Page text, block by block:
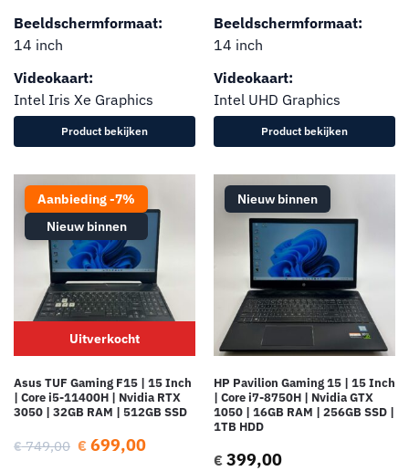
Beeldschermformaat:
14 inch
Videokaart:
Intel Iris Xe Graphics
Product bekijken
Beeldschermformaat:
14 inch
Videokaart:
Intel UHD Graphics
Product bekijken
Uitverkocht
Aanbieding -7%
Nieuw binnen
Asus TUF Gaming F15 | 15 Inch
| Core i5-11400H | Nvidia RTX
3050 | 32GB RAM | 512GB SSD
€749,00 €699,00
Nieuw binnen
HP Pavilion Gaming 15 | 15 Inch
| Core i7-8750H | Nvidia GTX
1050 | 16GB RAM | 256GB SSD |
1TB HDD
€399,00